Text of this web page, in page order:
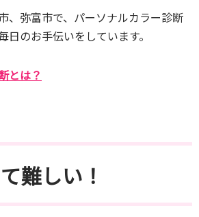
、弥富市で、パーソナルカラー診断
日のお手伝いをしています。
とは？
難しい！